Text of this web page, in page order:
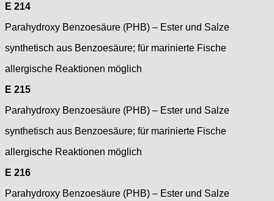
E 214
Parahydroxy Benzoesäure (PHB) – Ester und Salze
synthetisch aus Benzoesäure; für marinierte Fische
allergische Reaktionen möglich
E 215
Parahydroxy Benzoesäure (PHB) – Ester und Salze
synthetisch aus Benzoesäure; für marinierte Fische
allergische Reaktionen möglich
E 216
Parahydroxy Benzoesäure (PHB) – Ester und Salze